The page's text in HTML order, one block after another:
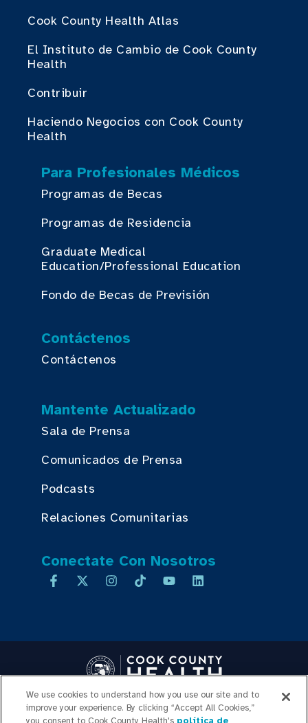
Cook County Health Atlas
El Instituto de Cambio de Cook County
Health
Contribuir
Haciendo Negocios con Cook County
Health
Para Profesionales Médicos
Programas de Becas
Programas de Residencia
Graduate Medical
Education/Professional Education
Fondo de Becas de Previsión
Contáctenos
Contáctenos
Mantente Actualizado
Sala de Prensa
Comunicados de Prensa
Podcasts
Relaciones Comunitarias
Conectate Con Nosotros
Copyright © 2026 Cook County Health. All Rights Reserved.
INICIO DE SESIÓN DE
We use cookies to understand how you use our site and to
improve your experience. By clicking “Accept All Cookies,”